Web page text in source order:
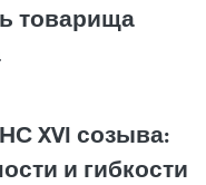
товарища
XVI созыва:
и гибкости